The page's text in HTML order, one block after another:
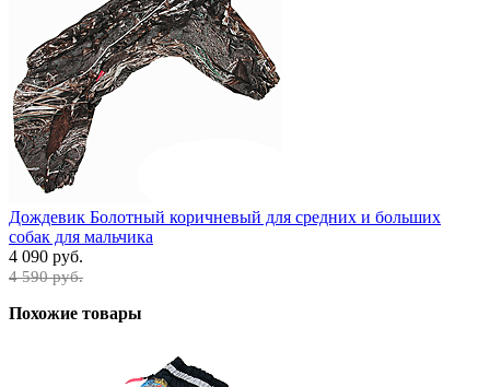
Дождевик Болотный коричневый для средних и больших
собак для мальчика
4 090 руб.
4 590 руб.
Похожие товары